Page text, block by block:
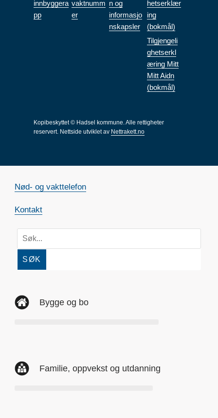
innbyggera
pp
vaktnumm
er
n og
informasjo
nskapsler
hetserklær
ing
(bokmål)
Tilgjengeli
ghetserkl
æring Mitt
Mitt Aidn
(bokmål)
Kopibeskyttet © Hadsel kommune. Alle rettigheter
reservert. Nettside utviklet av Nettrakett.no
Nød- og vakttelefon
Kontakt
SØK
Bygge og bo
Familie, oppvekst og utdanning